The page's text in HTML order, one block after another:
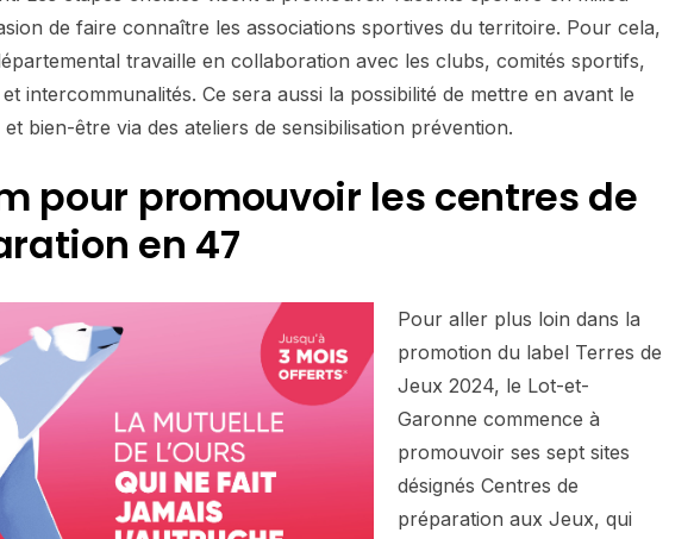
de faire connaître les associations sportives du territoire. Pour cela,
travaille en collaboration avec les clubs, comités sportifs,
intercommunalités. Ce sera aussi la possibilité de mettre en avant le
bien-être via des ateliers de sensibilisation prévention.
pour promouvoir les centres de
en 47
Pour aller plus loin dans la
promotion du label Terres de
Jeux 2024, le Lot-et-
Garonne commence à
promouvoir ses sept sites
désignés Centres de
préparation aux Jeux, qui